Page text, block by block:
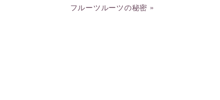
フルーツルーツの秘密 »